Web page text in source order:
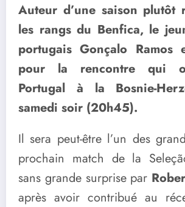
Auteur d’une saison plutôt
les rangs du Benfica, le
portugais Gonçalo Ramos
pour la rencontre qui
Portugal à la Bosnie-
samedi soir (20h45).
Il sera peut-être l’un des
prochain match de la
sans grande surprise par
après avoir contribué au